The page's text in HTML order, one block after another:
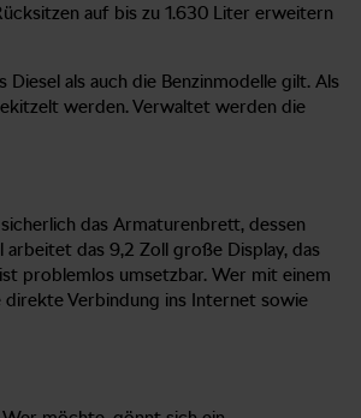
auf bis zu 1.630 Liter erweitern
als auch die Benzinmodelle gilt. Als
werden. Verwaltet werden die
das Armaturenbrett, dessen
das 9,2 Zoll große Display, das
problemlos umsetzbar. Wer mit einem
Verbindung ins Internet sowie